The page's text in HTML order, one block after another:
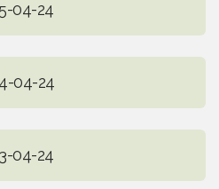
04-24
04-24
04-24